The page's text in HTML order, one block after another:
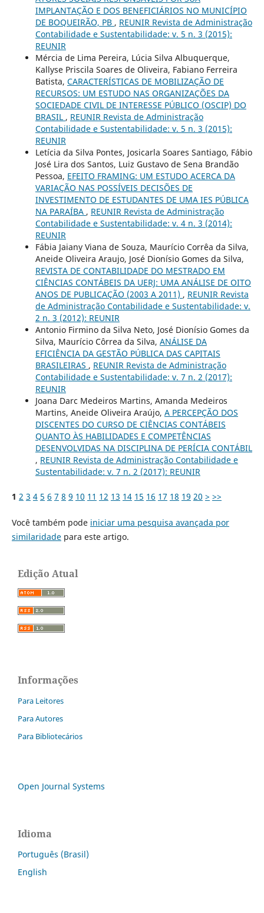
IMPLANTAÇÃO E DOS BENEFICIÁRIOS NO MUNICÍPIO
DE BOQUEIRÃO, PB , REUNIR Revista de Administração
Contabilidade e Sustentabilidade: v. 5 n. 3 (2015):
REUNIR
Mércia de Lima Pereira, Lúcia Silva Albuquerque,
Kallyse Priscila Soares de Oliveira, Fabiano Ferreira
Batista, CARACTERÍSTICAS DE MOBILIZAÇÃO DE
RECURSOS: UM ESTUDO NAS ORGANIZAÇÕES DA
SOCIEDADE CIVIL DE INTERESSE PÚBLICO (OSCIP) DO
BRASIL , REUNIR Revista de Administração
Contabilidade e Sustentabilidade: v. 5 n. 3 (2015):
REUNIR
Letícia da Silva Pontes, Josicarla Soares Santiago, Fábio
José Lira dos Santos, Luiz Gustavo de Sena Brandão
Pessoa, EFEITO FRAMING: UM ESTUDO ACERCA DA
VARIAÇÃO NAS POSSÍVEIS DECISÕES DE
INVESTIMENTO DE ESTUDANTES DE UMA IES PÚBLICA
NA PARAÍBA , REUNIR Revista de Administração
Contabilidade e Sustentabilidade: v. 4 n. 3 (2014):
REUNIR
Fábia Jaiany Viana de Souza, Maurício Corrêa da Silva,
Aneide Oliveira Araujo, José Dionísio Gomes da Silva,
REVISTA DE CONTABILIDADE DO MESTRADO EM
CIÊNCIAS CONTÁBEIS DA UERJ: UMA ANÁLISE DE OITO
ANOS DE PUBLICAÇÃO (2003 A 2011) , REUNIR Revista
de Administração Contabilidade e Sustentabilidade: v.
2 n. 3 (2012): REUNIR
Antonio Firmino da Silva Neto, José Dionísio Gomes da
Silva, Maurício Côrrea da Silva, ANÁLISE DA
EFICIÊNCIA DA GESTÃO PÚBLICA DAS CAPITAIS
BRASILEIRAS , REUNIR Revista de Administração
Contabilidade e Sustentabilidade: v. 7 n. 2 (2017):
REUNIR
Joana Darc Medeiros Martins, Amanda Medeiros
Martins, Aneide Oliveira Araújo, A PERCEPÇÃO DOS
DISCENTES DO CURSO DE CIÊNCIAS CONTÁBEIS
QUANTO ÀS HABILIDADES E COMPETÊNCIAS
DESENVOLVIDAS NA DISCIPLINA DE PERÍCIA CONTÁBIL
, REUNIR Revista de Administração Contabilidade e
Sustentabilidade: v. 7 n. 2 (2017): REUNIR
1 2 3 4 5 6 7 8 9 10 11 12 13 14 15 16 17 18 19 20 > >>
Você também pode iniciar uma pesquisa avançada por
similaridadepara este artigo.
Edição Atual
Informações
Para Leitores
Para Autores
Para Bibliotecários
Open Journal Systems
Idioma
Português (Brasil)
English